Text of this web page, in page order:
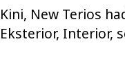
Kini, New Terios
Eksterior, Interior,